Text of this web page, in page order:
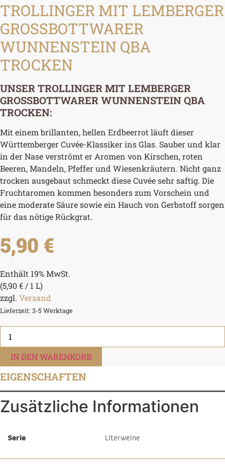
TROLLINGER MIT LEMBERGER
GROSSBOTTWARER W
UNNENSTEIN QBA T
ROCKEN
UNSER TROLLINGER MIT LEMBERGER
GROSSBOTTWARER WUNNENSTEIN QBA T
ROCKEN:
Mit einem brillanten, hellen Erdbeerrot läuft dieser
Württemberger Cuvée-Klassiker ins Glas. Sauber und klar
in der Nase verströmt er Aromen von Kirschen, roten
Beeren, Mandeln, Pfeffer und Wiesenkräutern. Nicht ganz
trocken ausgebaut schmeckt diese Cuvée sehr saftig. Die
Fruchtaromen kommen besonders zum Vorschein und
eine moderate Säure sowie ein Hauch von Gerbstoff sorgen
für das nötige Rückgrat.
5,90 €
Enthält 19% MwSt.
(5,90€ / 1 L)
zzgl. Versand
Lieferzeit: 3-5 Werktage
2024er
Trollinger
mit
Lemberger
Großbottwarer
Wunnenstein
QbA
Menge
IN DEN WARENKORB
EIGENSCHAFTEN
Zusätzliche Informationen
Serie Literweine